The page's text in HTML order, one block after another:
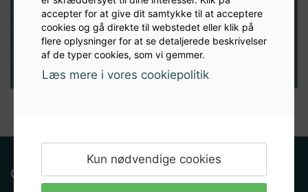
accepter for at give dit samtykke til at acceptere
cookies og gå direkte til webstedet eller klik på
flere oplysninger for at se detaljerede beskrivelser
af de typer cookies, som vi gemmer.
Læs mere i vores cookiepolitik
Kun nødvendige cookies
TILMELD
Om Albryg